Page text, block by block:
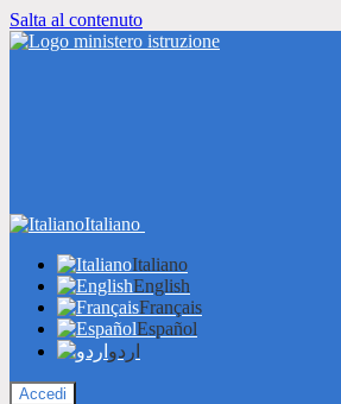
Salta al contenuto
Italiano
Italiano
English
Français
Español
اردو
Accedi